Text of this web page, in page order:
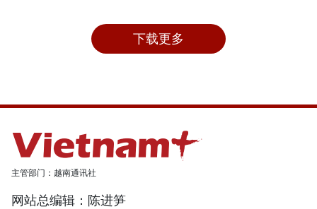
下载更多
主管部门：越南通讯社
网站总编辑：陈进笋